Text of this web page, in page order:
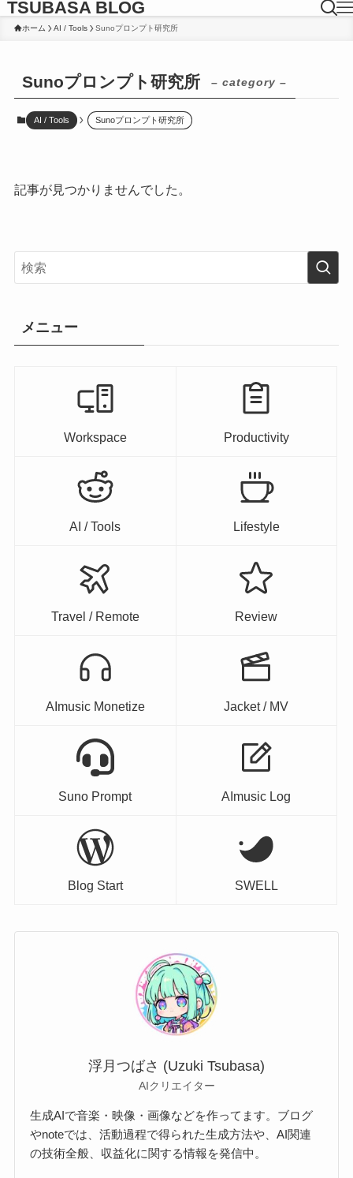
TSUBASA BLOG
ホーム AI / Tools Sunoプロンプト研究所
Sunoプロンプト研究所 – category –
AI / Tools Sunoプロンプト研究所
記事が見つかりませんでした。
メニュー
Workspace Productivity
AI / Tools Lifestyle
Travel / Remote Review
AImusic Monetize Jacket / MV
Suno Prompt AImusic Log
Blog Start SWELL
浮月つばさ (Uzuki Tsubasa)
AIクリエイター
生成AIで音楽・映像・画像などを作ってます。ブログ
やnoteでは、活動過程で得られた生成方法や、AI関連
の技術全般、収益化に関する情報を発信中。